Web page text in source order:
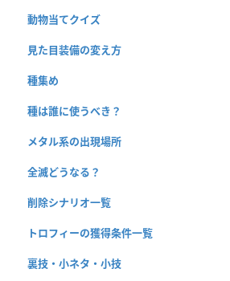
動物当てクイズ
見た目装備の変え方
種集め
種は誰に使うべき？
メタル系の出現場所
全滅どうなる？
削除シナリオ一覧
トロフィーの獲得条件一覧
裏技・小ネタ・小技